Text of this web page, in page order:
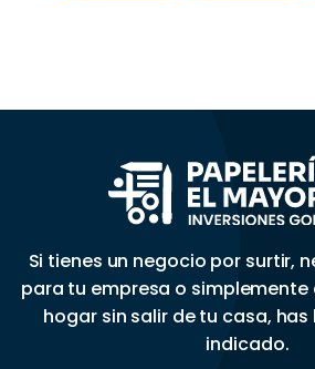
Si tienes un negocio por surtir,
para tu empresa o simplemente
hogar sin salir de tu casa,
indicado.